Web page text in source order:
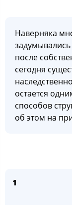
Наверняка
задумывались
после
сегодня
остается
способов
об этом на
1